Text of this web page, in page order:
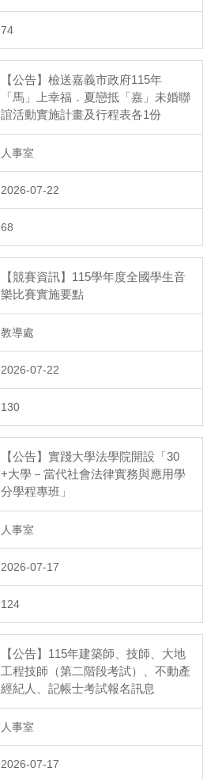
74
【公告】檢送嘉義市政府115年
「馬」上幸福．夏戀抵「嘉」未婚聯
誼活動實施計畫及行程表各1份
人事室
2026-07-22
68
【競賽資訊】115學年度全國學生音
樂比賽實施要點
教導處
2026-07-22
130
【公告】實踐大學法學院開設「30
+大學－當代社會法律實務與應用學
分學程專班」
人事室
2026-07-17
124
【公告】115年建築師、技師、大地
工程技師（第二階段考試）、不動產
經紀人、記帳士考試報名訊息
人事室
2026-07-17